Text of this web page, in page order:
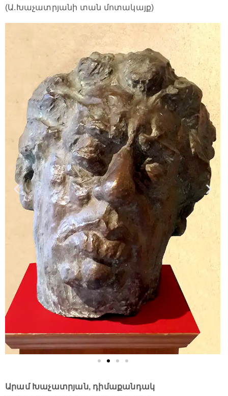
(Ա.Խաչատրյանի տան մոտակայք)
Արամ Խաչատրյան, դիմաքանդակ